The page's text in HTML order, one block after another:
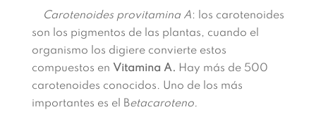
Carotenoides provitamina A: los carotenoides
son los pigmentos de las plantas, cuando el
organismo los digiere convierte estos
compuestos en Vitamina A. Hay más de 500
carotenoides conocidos. Uno de los más
importantes es el Betacaroteno.